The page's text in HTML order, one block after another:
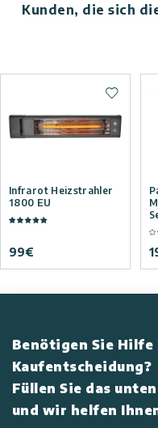
Kunden, die sich
Infrarot Heizstrahler
1800 EU
99€
Zur
Benötigen Sie Hilfe
Kaufentscheidung?
Füllen Sie das
und wir helfen